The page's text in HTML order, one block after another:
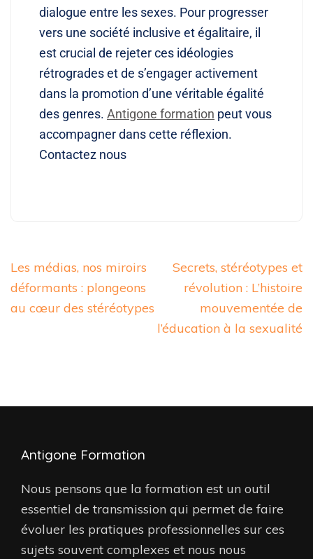
dialogue entre les sexes. Pour progresser
vers une société inclusive et égalitaire, il
est crucial de rejeter ces idéologies
rétrogrades et de s’engager activement
dans la promotion d’une véritable égalité
des genres. Antigone formation peut vous
accompagner dans cette réflexion.
Contactez nous
Les médias, nos miroirs
déformants : plongeons
au cœur des stéréotypes
Secrets, stéréotypes et
révolution : L’histoire
mouvementée de
l’éducation à la sexualité
Antigone Formation
Nous pensons que la formation est un outil
essentiel de transmission qui permet de faire
évoluer les pratiques professionnelles sur ces
sujets souvent complexes et nous nous